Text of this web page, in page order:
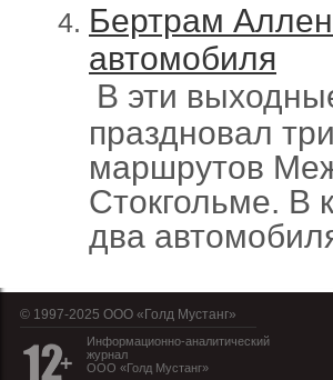
Бертрам
автомобиля
В эти
праздновал
маршрутов
Стокгольме. В
два
© 1997-2025 OOO «Голд Мустанг»
Информационно-аналитический
журнал
ООО «Голд Мустанг»